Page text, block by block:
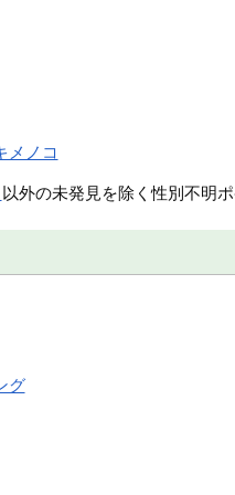
メノコ
以外の未発見を除く性別不明
グ